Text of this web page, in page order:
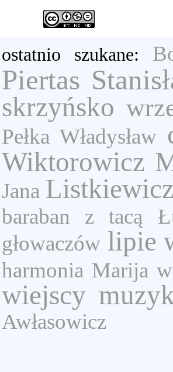
ostatnio szukane:
Piertas
skrzyńsko
Pełka Władysław
Wiktorowicz
Jana
baraban z tacą
głowaczów lipie
harmonia Marija
wiejscy
Awłasowicz